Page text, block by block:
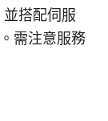
搭配伺服
需注意服務